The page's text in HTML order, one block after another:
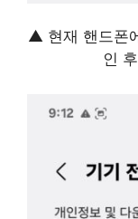
▲ 현재 핸드폰
인 후